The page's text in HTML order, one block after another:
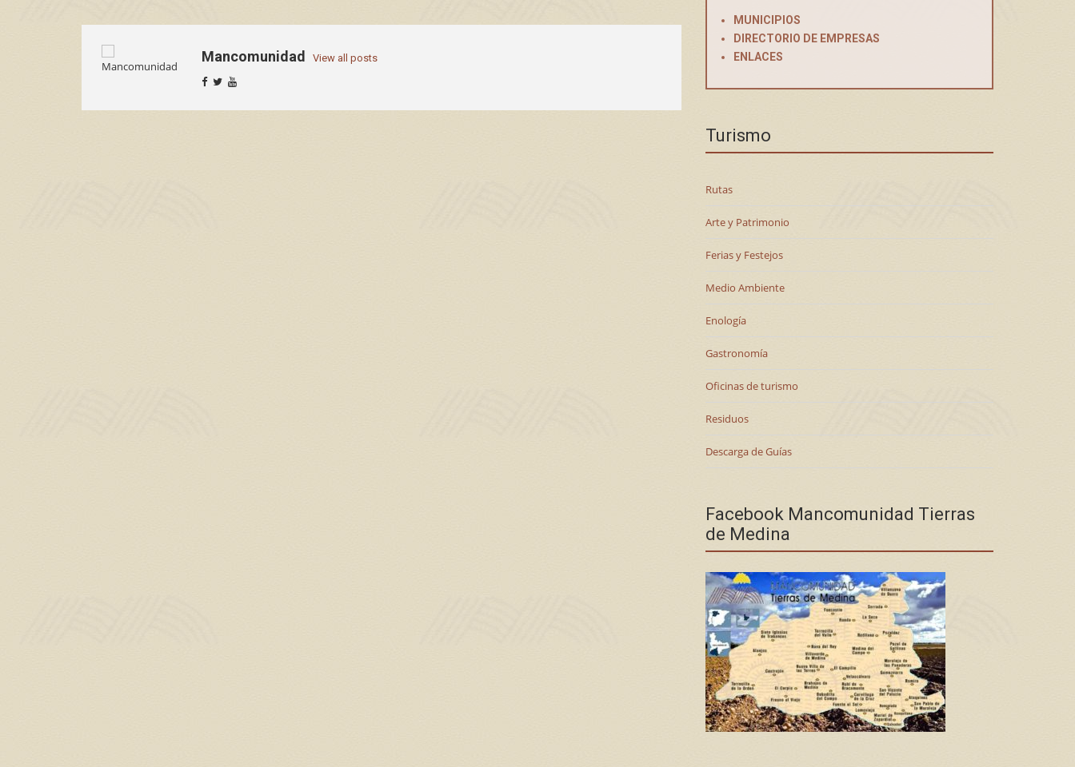
Mancomunidad View all posts
MUNICIPIOS
DIRECTORIO DE EMPRESAS
ENLACES
Turismo
Rutas
Arte y Patrimonio
Ferias y Festejos
Medio Ambiente
Enología
Gastronomía
Oficinas de turismo
Residuos
Descarga de Guías
Facebook Mancomunidad Tierras
de Medina